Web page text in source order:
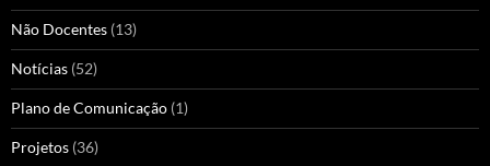
Não Docentes (13)
Notícias (52)
Plano de Comunicação (1)
Projetos (36)